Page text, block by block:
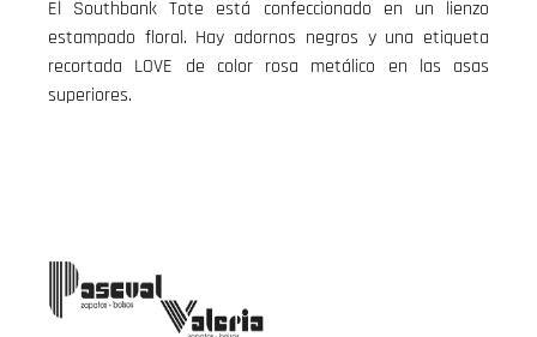
El Southbank Tote está confeccionado en un lienzo
estampado floral. Hay adornos negros y una etiqueta
recortada LOVE de color rosa metálico en las asas
superiores.